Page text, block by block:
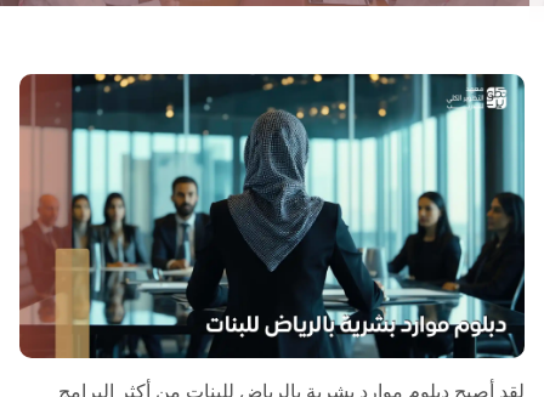
لقد أصبح دبلوم موارد بشرية بالرياض للبنات من أكثر البرامج